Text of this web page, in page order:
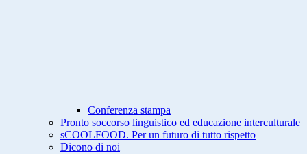
Conferenza stampa
Pronto soccorso linguistico ed educazione interculturale
sCOOLFOOD. Per un futuro di tutto rispetto
Dicono di noi